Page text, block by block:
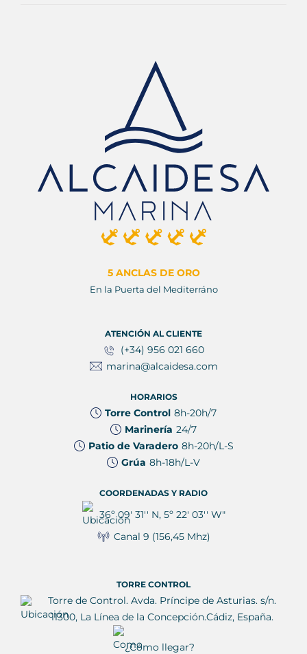
5 ANCLAS DE ORO
En la Puerta del Mediterráno
ATENCIÓN AL CLIENTE
(+34) 956 021 660
marina@alcaidesa.com
HORARIOS
Torre Control 8h-20h/7
Marinería 24/7
Patio de Varadero 8h-20h/L-S
Grúa 8h-18h/L-V
COORDENADAS Y RADIO
36º 09' 31'' N, 5º 22' 03'' W"
Canal 9 (156,45 Mhz)
TORRE CONTROL
Torre de Control. Avda. Príncipe de Asturias. s/n.
11300, La Línea de la Concepción.Cádiz, España.
¿Cómo llegar?